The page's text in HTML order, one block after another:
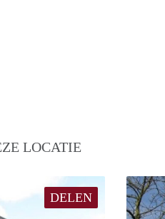
LOCATIE
DELEN